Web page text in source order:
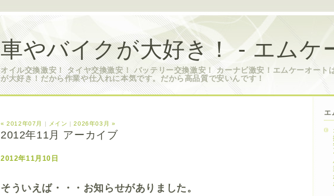
車やバイクが大好き！ - エムケ
オイル交換激安！ タイヤ交換激安！ バッテリー交換激安！ カーナビ激安！エムケーオート
が大好き！だから作業や仕入れに本気です。だから高品質で安いんです！
« 2012年07月 | メイン |2026年03月 »
2012年11月 アーカイブ
2012年11月10日
そういえば・・・お知らせがありました。
エ